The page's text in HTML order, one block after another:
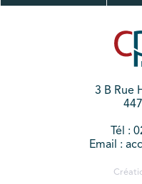
3 B Rue
Tél :
Email :